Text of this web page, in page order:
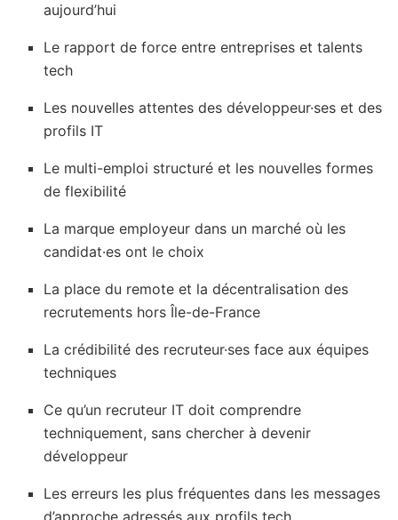
aujourd’hui
Le rapport de force entre entreprises et talents
tech
Les nouvelles attentes des développeur·ses et des
profils IT
Le multi-emploi structuré et les nouvelles formes
de flexibilité
La marque employeur dans un marché où les
candidat·es ont le choix
La place du remote et la décentralisation des
recrutements hors Île-de-France
La crédibilité des recruteur·ses face aux équipes
techniques
Ce qu’un recruteur IT doit comprendre
techniquement, sans chercher à devenir
développeur
Les erreurs les plus fréquentes dans les messages